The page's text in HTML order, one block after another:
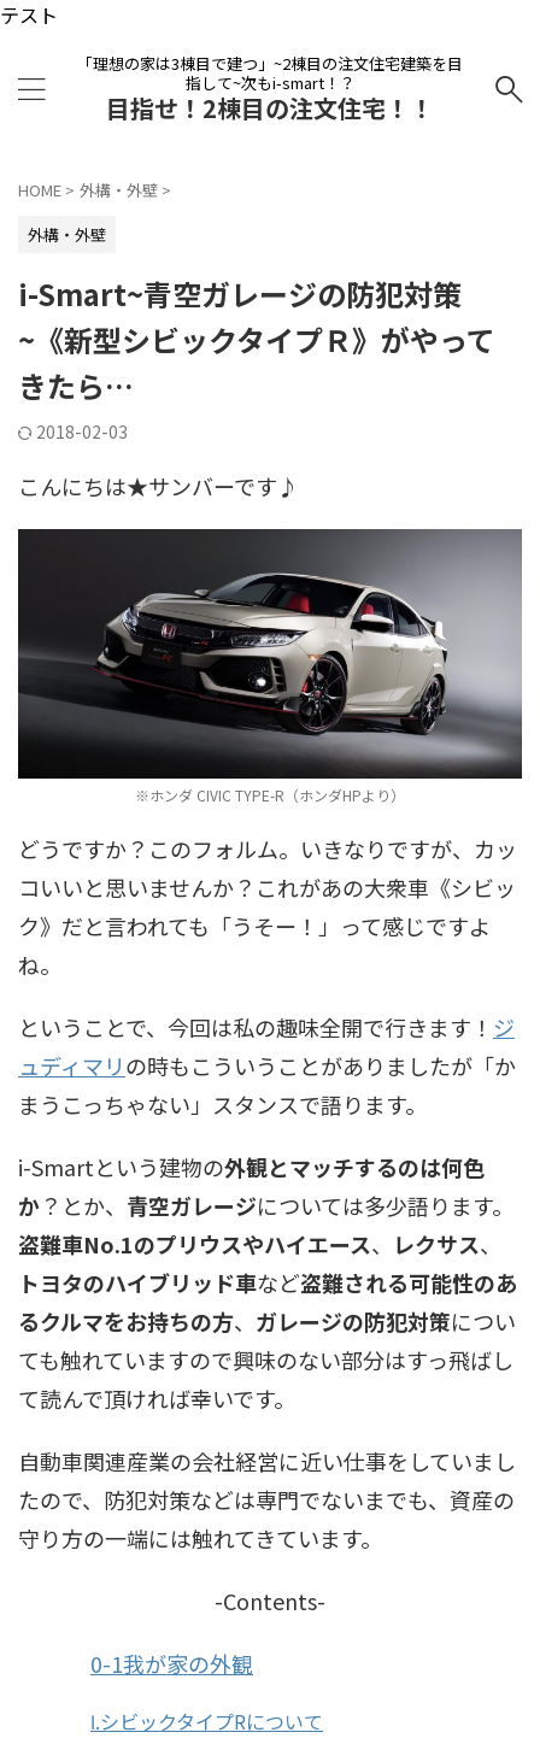
テスト
「理想の家は3棟目で建つ」~2棟目の注文住宅建築を目
指して~次もi-smart！？
目指せ！2棟目の注文住宅！！
HOME > 外構・外壁 >
外構・外壁
i-Smart~青空ガレージの防犯対策
~《新型シビックタイプＲ》がやって
きたら…
2018-02-03
こんにちは★サンバーです♪
※ホンダ CIVIC TYPE-R（ホンダHPより）
どうですか？このフォルム。いきなりですが、カッ
コいいと思いませんか？これがあの大衆車《シビッ
ク》だと言われても「うそー！」って感じですよ
ね。
ということで、今回は私の趣味全開で行きます！ ジ
ュディマリの時もこういうことがありましたが「か
まうこっちゃない」スタンスで語ります。
i-Smartという建物の外観とマッチするのは何色
か？とか、 青空ガレージについては多少語ります。
盗難車No.1のプリウスやハイエース、 レクサス、
トヨタのハイブリッド車など盗難される可能性のあ
るクルマをお持ちの方、 ガレージの防犯対策につい
ても触れていますので興味のない部分はすっ飛ばし
て読んで頂ければ幸いです。
自動車関連産業の会社経営に近い仕事をしていまし
たので、防犯対策などは専門でないまでも、資産の
守り方の一端には触れてきています。
-Contents-
0-1我が家の外観
Ⅰ.シビックタイプRについて